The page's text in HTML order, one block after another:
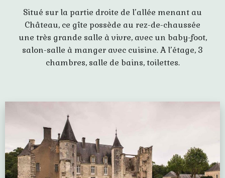
Situé sur la partie droite de l’allée menant au
Château, ce gîte possède au rez-de-chaussée
une très grande salle à vivre, avec un baby-foot,
salon-salle à manger avec cuisine. A l’étage, 3
chambres, salle de bains, toilettes.